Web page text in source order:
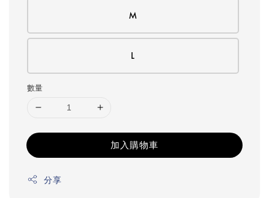
M
L
數量
加入購物車
分享